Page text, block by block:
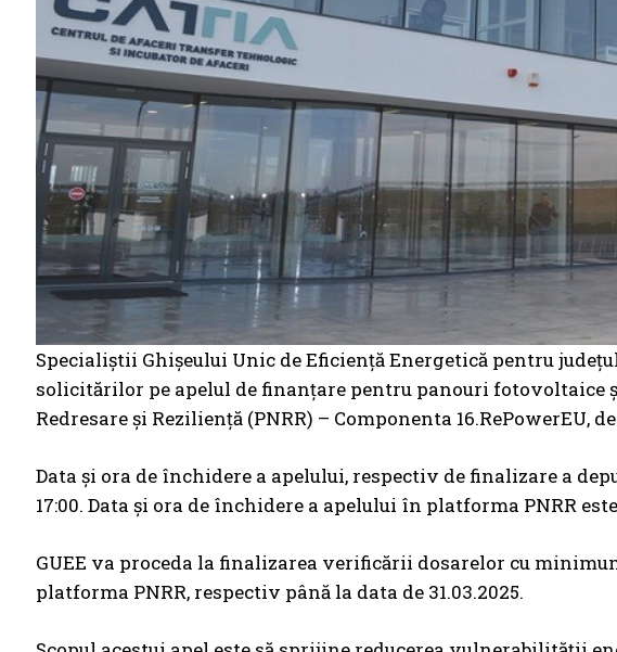
Specialiştii Ghișeului Unic de Eficiență Energetică pentru
solicitărilor pe apelul de finanțare pentru panouri fotovoltaice
Redresare și Reziliență (PNRR) – Componenta 16.RePowerEU,
Data şi ora de închidere a apelului, respectiv de finalizare a
17:00. Data și ora de închidere a apelului în platforma PNRR
GUEE va proceda la finalizarea verificării dosarelor cu
platforma PNRR, respectiv până la data de 31.03.2025.